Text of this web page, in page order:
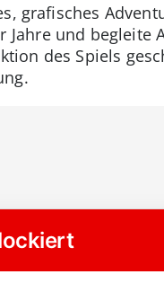
grafisches
und begleite
des Spiels